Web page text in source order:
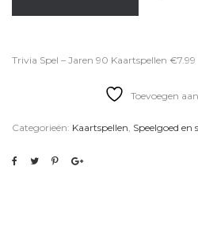
Trivia Spel – Jaren 90 Kaartspellen €7.99
Toevoegen
Categorieën: Kaartspellen, Speelgoed en